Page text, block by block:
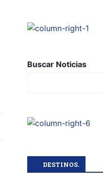
Buscar Noticias
DESTINOS.